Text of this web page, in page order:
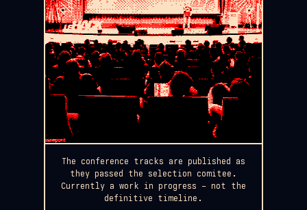
The conference tracks are published as
they passed the selection comitee.
Currently a work in progress – not the
definitive timeline.